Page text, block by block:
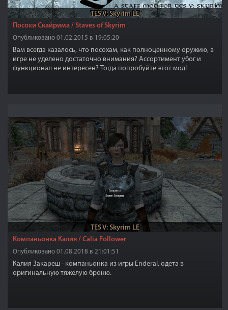
TES V: Skyrim LE
Посохи Скайрима / Staves of Skyrim
Опубликовано 01.02.2015 в 19:05:20
Вам всегда казалось, что посохам, как полноценному оружию, в
игре не уделено достаточно внимания? Ассортимент убог и
функционал не интересен? Тогда попробуйте этот мод!
TES V: Skyrim LE
Компаньонка Калия / Calia Follower
Опубликовано 01.08.2018 в 21:01:51
Калия Закареш - компаньонка из игры Enderal, одета в
оригинальную тяжелую броню.